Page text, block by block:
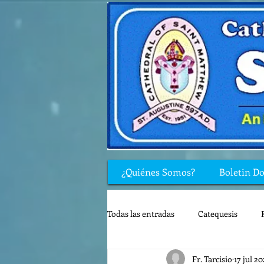
¿Quiénes Somos? Boletin
Todas las entradas Catequesis
Rincón de los niños Biblia
Fr. Tarcisio 17 jul